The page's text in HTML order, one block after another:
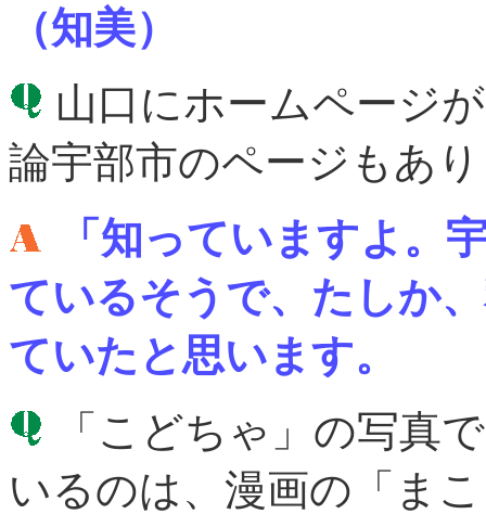
（知美）
山口にホームページ
論宇部市のページもあ
「知っていますよ。
ているそうで、たしか
ていたと思います。
「こどちゃ」の写真
いるのは、漫画の「ま